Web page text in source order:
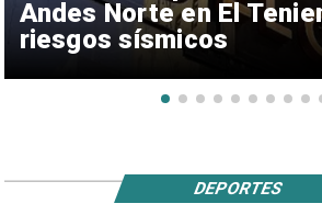
Andes Norte en El
riesgos sísmicos
DEPORTES